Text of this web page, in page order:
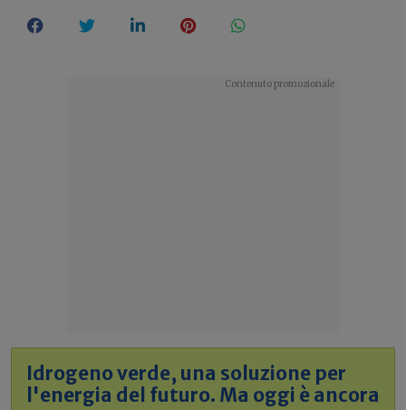
Idrogeno verde, una soluzione per
l'energia del futuro. Ma oggi è ancora